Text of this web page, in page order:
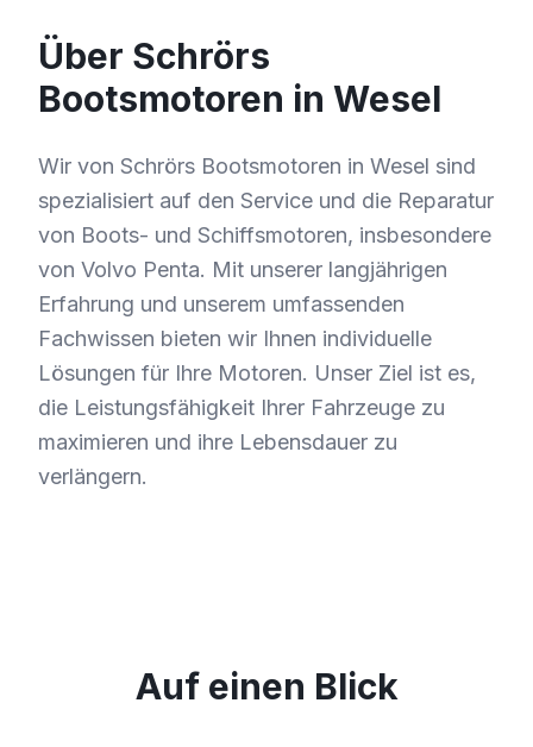
Über Schrörs
Bootsmotoren in Wesel
Wir von Schrörs Bootsmotoren in Wesel sind
spezialisiert auf den Service und die Reparatur
von Boots- und Schiffsmotoren, insbesondere
von Volvo Penta. Mit unserer langjährigen
Erfahrung und unserem umfassenden
Fachwissen bieten wir Ihnen individuelle
Lösungen für Ihre Motoren. Unser Ziel ist es,
die Leistungsfähigkeit Ihrer Fahrzeuge zu
maximieren und ihre Lebensdauer zu
verlängern.
Auf einen Blick